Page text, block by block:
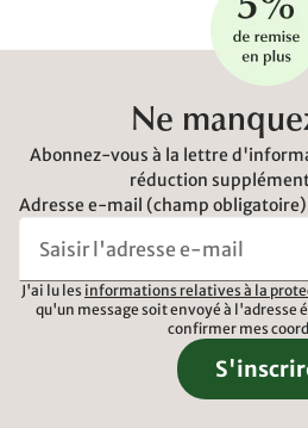
Ne
Abonnez-vous à la lettre
réduction
Adresse e-mail (champ obligatoire)
J'ai lu les informations relatives à la
qu'un message soit envoyé à l'adresse
confirmer mes